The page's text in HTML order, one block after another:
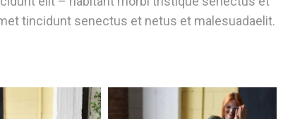
tincidunt senectus et netus et malesuadaelit.